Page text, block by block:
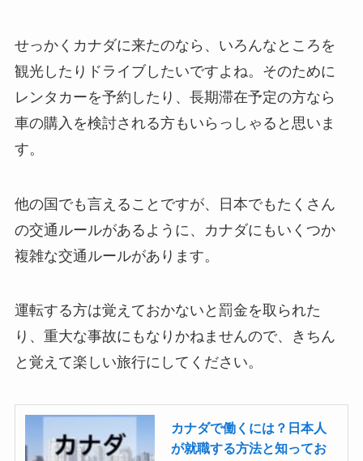
せっかくカナダに来たのなら、いろんなところを
観光したりドライブしたいですよね。そのために
レンタカーを予約したり、長期滞在予定の方なら
車の購入を検討される方もいらっしゃると思いま
す。
他の国でも言えることですが、日本でもたくさん
の交通ルールがあるように、カナダにもいくつか
複雑な交通ルールがあります。
運転する方は覚えておかないと罰金を取られた
り、重大な事故にもなりかねませんので、きちん
と覚えて楽しい旅行にしてください。
カナダで働くには？日本人
が就職する方法と知ってお